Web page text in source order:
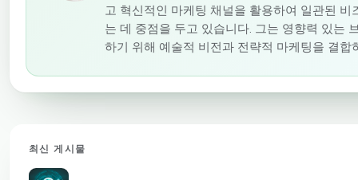
고 혁신적인 마케팅 채널을 활용하여 일관된 비
는 데 중점을 두고 있습니다. 그는 영향력 있는
하기 위해 예술적 비전과 전략적 마케팅을 결합
최신 게시물